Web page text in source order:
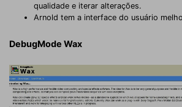
qualidade e iterar alterações.
Arnold tem a interface do usuário
DebugMode Wax